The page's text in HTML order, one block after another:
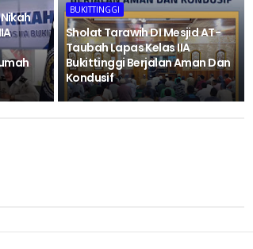
BUKITTINGGI
Sholat Tarawih DI Mesjid AT-
Taubah Lapas Kelas IIA
Bukittinggi Berjalan Aman Dan
Kondusif